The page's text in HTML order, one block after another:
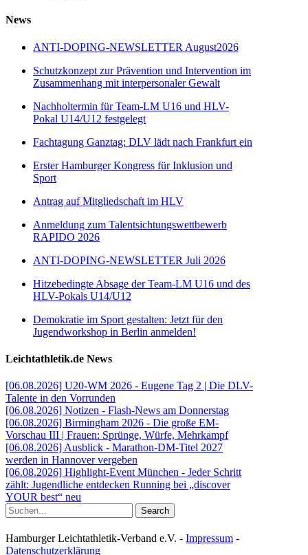
News
ANTI-DOPING-NEWSLETTER August2026
Schutzkonzept zur Prävention und Intervention im
Zusammenhang mit interpersonaler Gewalt
Nachholtermin für Team-LM U16 und HLV-
Pokal U14/U12 festgelegt
Fachtagung Ganztag: DLV lädt nach Frankfurt ein
Erster Hamburger Kongress für Inklusion und
Sport
Antrag auf Mitgliedschaft im HLV
Anmeldung zum Talentsichtungswettbewerb
RAPIDO 2026
ANTI-DOPING-NEWSLETTER Juli 2026
Hitzebedingte Absage der Team-LM U16 und des
HLV-Pokals U14/U12
Demokratie im Sport gestalten: Jetzt für den
Jugendworkshop in Berlin anmelden!
Leichtathletik.de News
[06.08.2026] U20-WM 2026 - Eugene Tag 2 | Die DLV-
Talente in den Vorrunden
[06.08.2026] Notizen - Flash-News am Donnerstag
[06.08.2026] Birmingham 2026 - Die große EM-
Vorschau III | Frauen: Sprünge, Würfe, Mehrkampf
[06.08.2026] Ausblick - Marathon-DM-Titel 2027
werden in Hannover vergeben
[06.08.2026] Highlight-Event München - Jeder Schritt
zählt: Jugendliche entdecken Running bei „discover
YOUR best“ neu
Search
Hamburger Leichtathletik-Verband e.V. - Impressum -
Datenschutzerklärung